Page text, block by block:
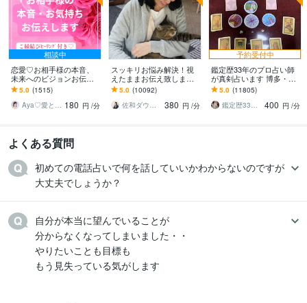
相談中
恋愛♡お相手様の本音、
未来へのビジョンお伝え
します どんな関係でも細
密にお伝えします✨ツイン
レイ ソウルメイト
5.0 (1515)
Aya♡愛と光のスピリチュアルガイド 180 円 /分
スッキリお悩み解決！視
えたままお伝え致します
恋愛、結婚、人間関係、
仕事、人生、ペットの気
持ち等◎祈願付き
5.0 (10092)
佐和ダウジング＆スピリットメンター
380 円 /分
予約受付中
鑑定歴33年のプロ占い師
が真剣占います 博多・廓
屋の純血統占い祈願師
雷鳥
5.0 (11805)
鑑定歴33年のプロ占い師 雷鳥
400 円 /分
よくある質問
初めての電話占いで何を話していいかわからないのですが
大丈夫でしょうか？
自分が本当に望んでいることが
分からなくなってしまいました・・
やりたいことも目標も
もう見失っている気がします